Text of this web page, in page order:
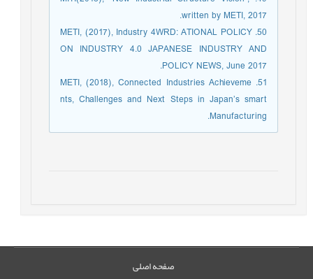
written by METI, 2017.
50. METI, (2017), Industry 4WRD: ATIONAL POLICY
ON INDUSTRY 4.0 JAPANESE INDUSTRY AND
POLICY NEWS, June 2017.
51. METI, (2018), Connected Industries Achieveme
nts, Challenges and Next Steps in Japan’s smart
Manufacturing.
صفحه اصلی